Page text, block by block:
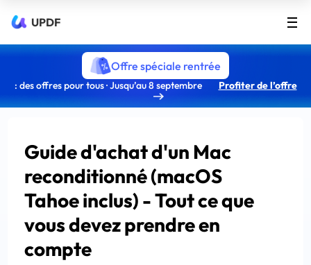
UPDF
Offre spéciale rentrée
: des offres pour tous · Jusqu’au 8 septembre Profiter de l’offre
Guide d'achat d'un Mac
reconditionné (macOS
Tahoe inclus) - Tout ce que
vous devez prendre en
compte